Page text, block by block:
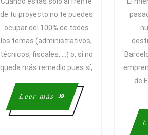
GESTIÓN
DE
TUS
de tu proyecto no te puedes
ocupar del 100% de todos
los temas (administrativos,
técnicos, fiscales, …) o, si no
queda más remedio pues sí,
Leer más
Leer
más
de